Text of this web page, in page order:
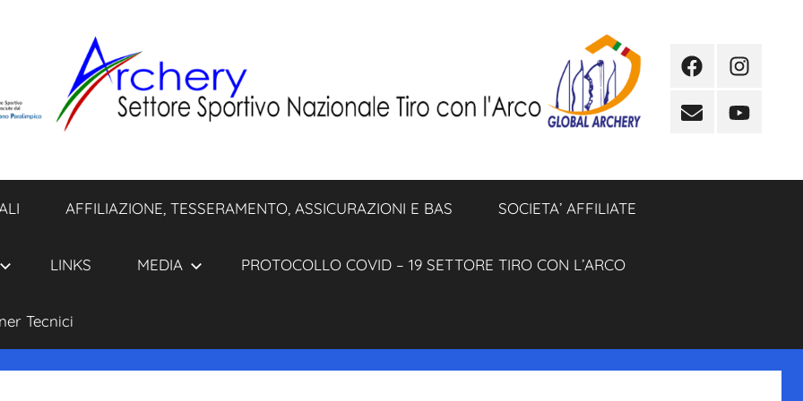
FacebookInstagram
Email YouTube
AFFILIAZIONE, TESSERAMENTO, ASSICURAZIONI E BAS SOCIETA’ AFFILIATE
LINKS MEDIA PROTOCOLLO COVID – 19 SETTORE TIRO CON L’ARCO
Tecnici